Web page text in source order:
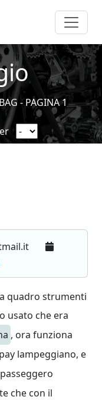
- PAGINA 1
quadro strumenti
usato che era
, ora funziona
lampeggiano, e
che con il